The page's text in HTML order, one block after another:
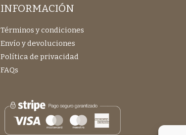
INFORMACIÓN
Términos y condiciones
Envío y devoluciones
Política de privacidad
FAQs